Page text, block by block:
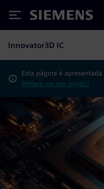
Siemens
Innovator3D IC
Esta página é
Prefere ver em inglês?